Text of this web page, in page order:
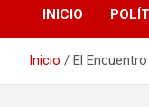
INICIO
Inicio El